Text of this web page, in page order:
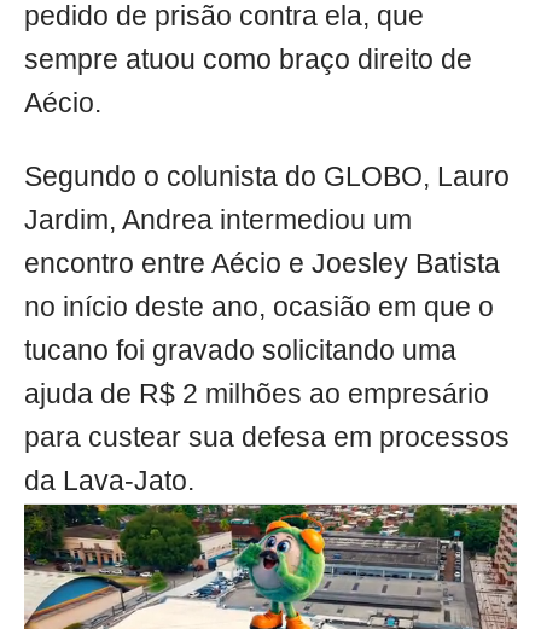
pedido de prisão contra ela, que
sempre atuou como braço direito de
Aécio.
Segundo o colunista do GLOBO, Lauro
Jardim, Andrea intermediou um
encontro entre Aécio e Joesley Batista
no início deste ano, ocasião em que o
tucano foi gravado solicitando uma
ajuda de R$ 2 milhões ao empresário
para custear sua defesa em processos
da Lava-Jato.